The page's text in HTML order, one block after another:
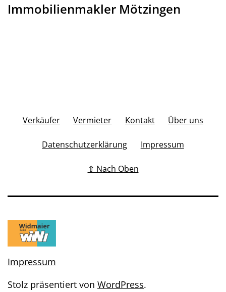
Immobilienmakler Mötzingen
Verkäufer Vermieter Kontakt Über uns
Datenschutzerklärung Impressum
⇧ Nach Oben
Impressum
Stolz präsentiert von WordPress.